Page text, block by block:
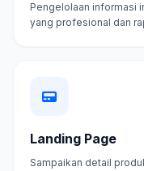
Pengelolaan informasi
yang profesional dan
Landing Page
Sampaikan detail